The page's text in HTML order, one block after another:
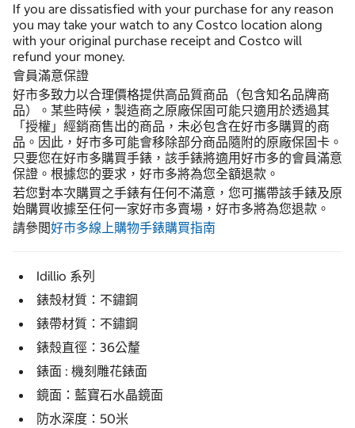
If you are dissatisfied with your purchase for any reason
you may take your watch to any Costco location along
with your original purchase receipt and Costco will
refund your money.
會員滿意保證
好市多致力以合理價格提供高品質商品（包含知名品牌商
品）。某些時候，製造商之原廠保固可能只適用於透過其
「授權」經銷商售出的商品，未必包含在好市多購買的商
品。因此，好市多可能會移除部分商品隨附的原廠保固卡。
只要您在好市多購買手錶，該手錶將適用好市多的會員滿意
保證。根據您的要求，好市多將為您全額退款。
若您對本次購買之手錶有任何不滿意，您可攜帶該手錶及原
始購買收據至任何一家好市多賣場，好市多將為您退款。
請參閲好市多線上購物手錶購買指南
Idillio 系列
錶殼材質：不鏽鋼
錶帶材質：不鏽鋼
錶殼直徑：36公釐
錶面 : 機刻雕花錶面
鏡面：藍寶石水晶鏡面
防水深度：50米